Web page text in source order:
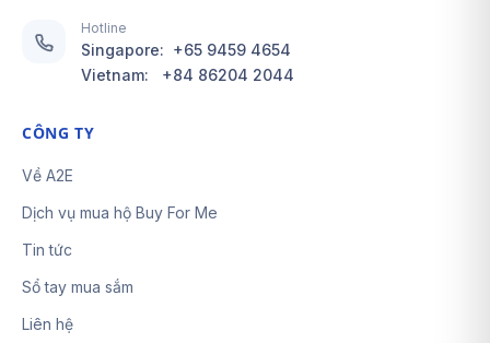
Hotline
Singapore: +65 9459 4654
Vietnam: +84 86204 2044
CÔNG TY
Về A2E
Dịch vụ mua hộ Buy For Me
Tin tức
Sổ tay mua sắm
Liên hệ